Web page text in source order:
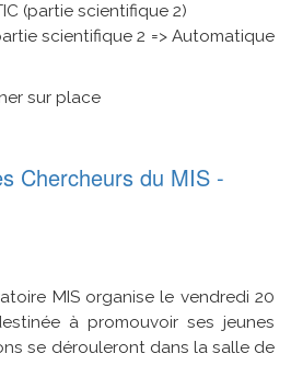
(partie scientifique 2)
scientifique 2 => Automatique
sur place
Chercheurs du MIS -
MIS organise le vendredi 20
à promouvoir ses jeunes
se dérouleront dans la salle de